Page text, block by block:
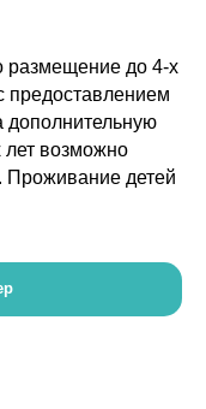
размещение до 4-х
предоставлением
дополнительную
лет возможно
Проживание детей